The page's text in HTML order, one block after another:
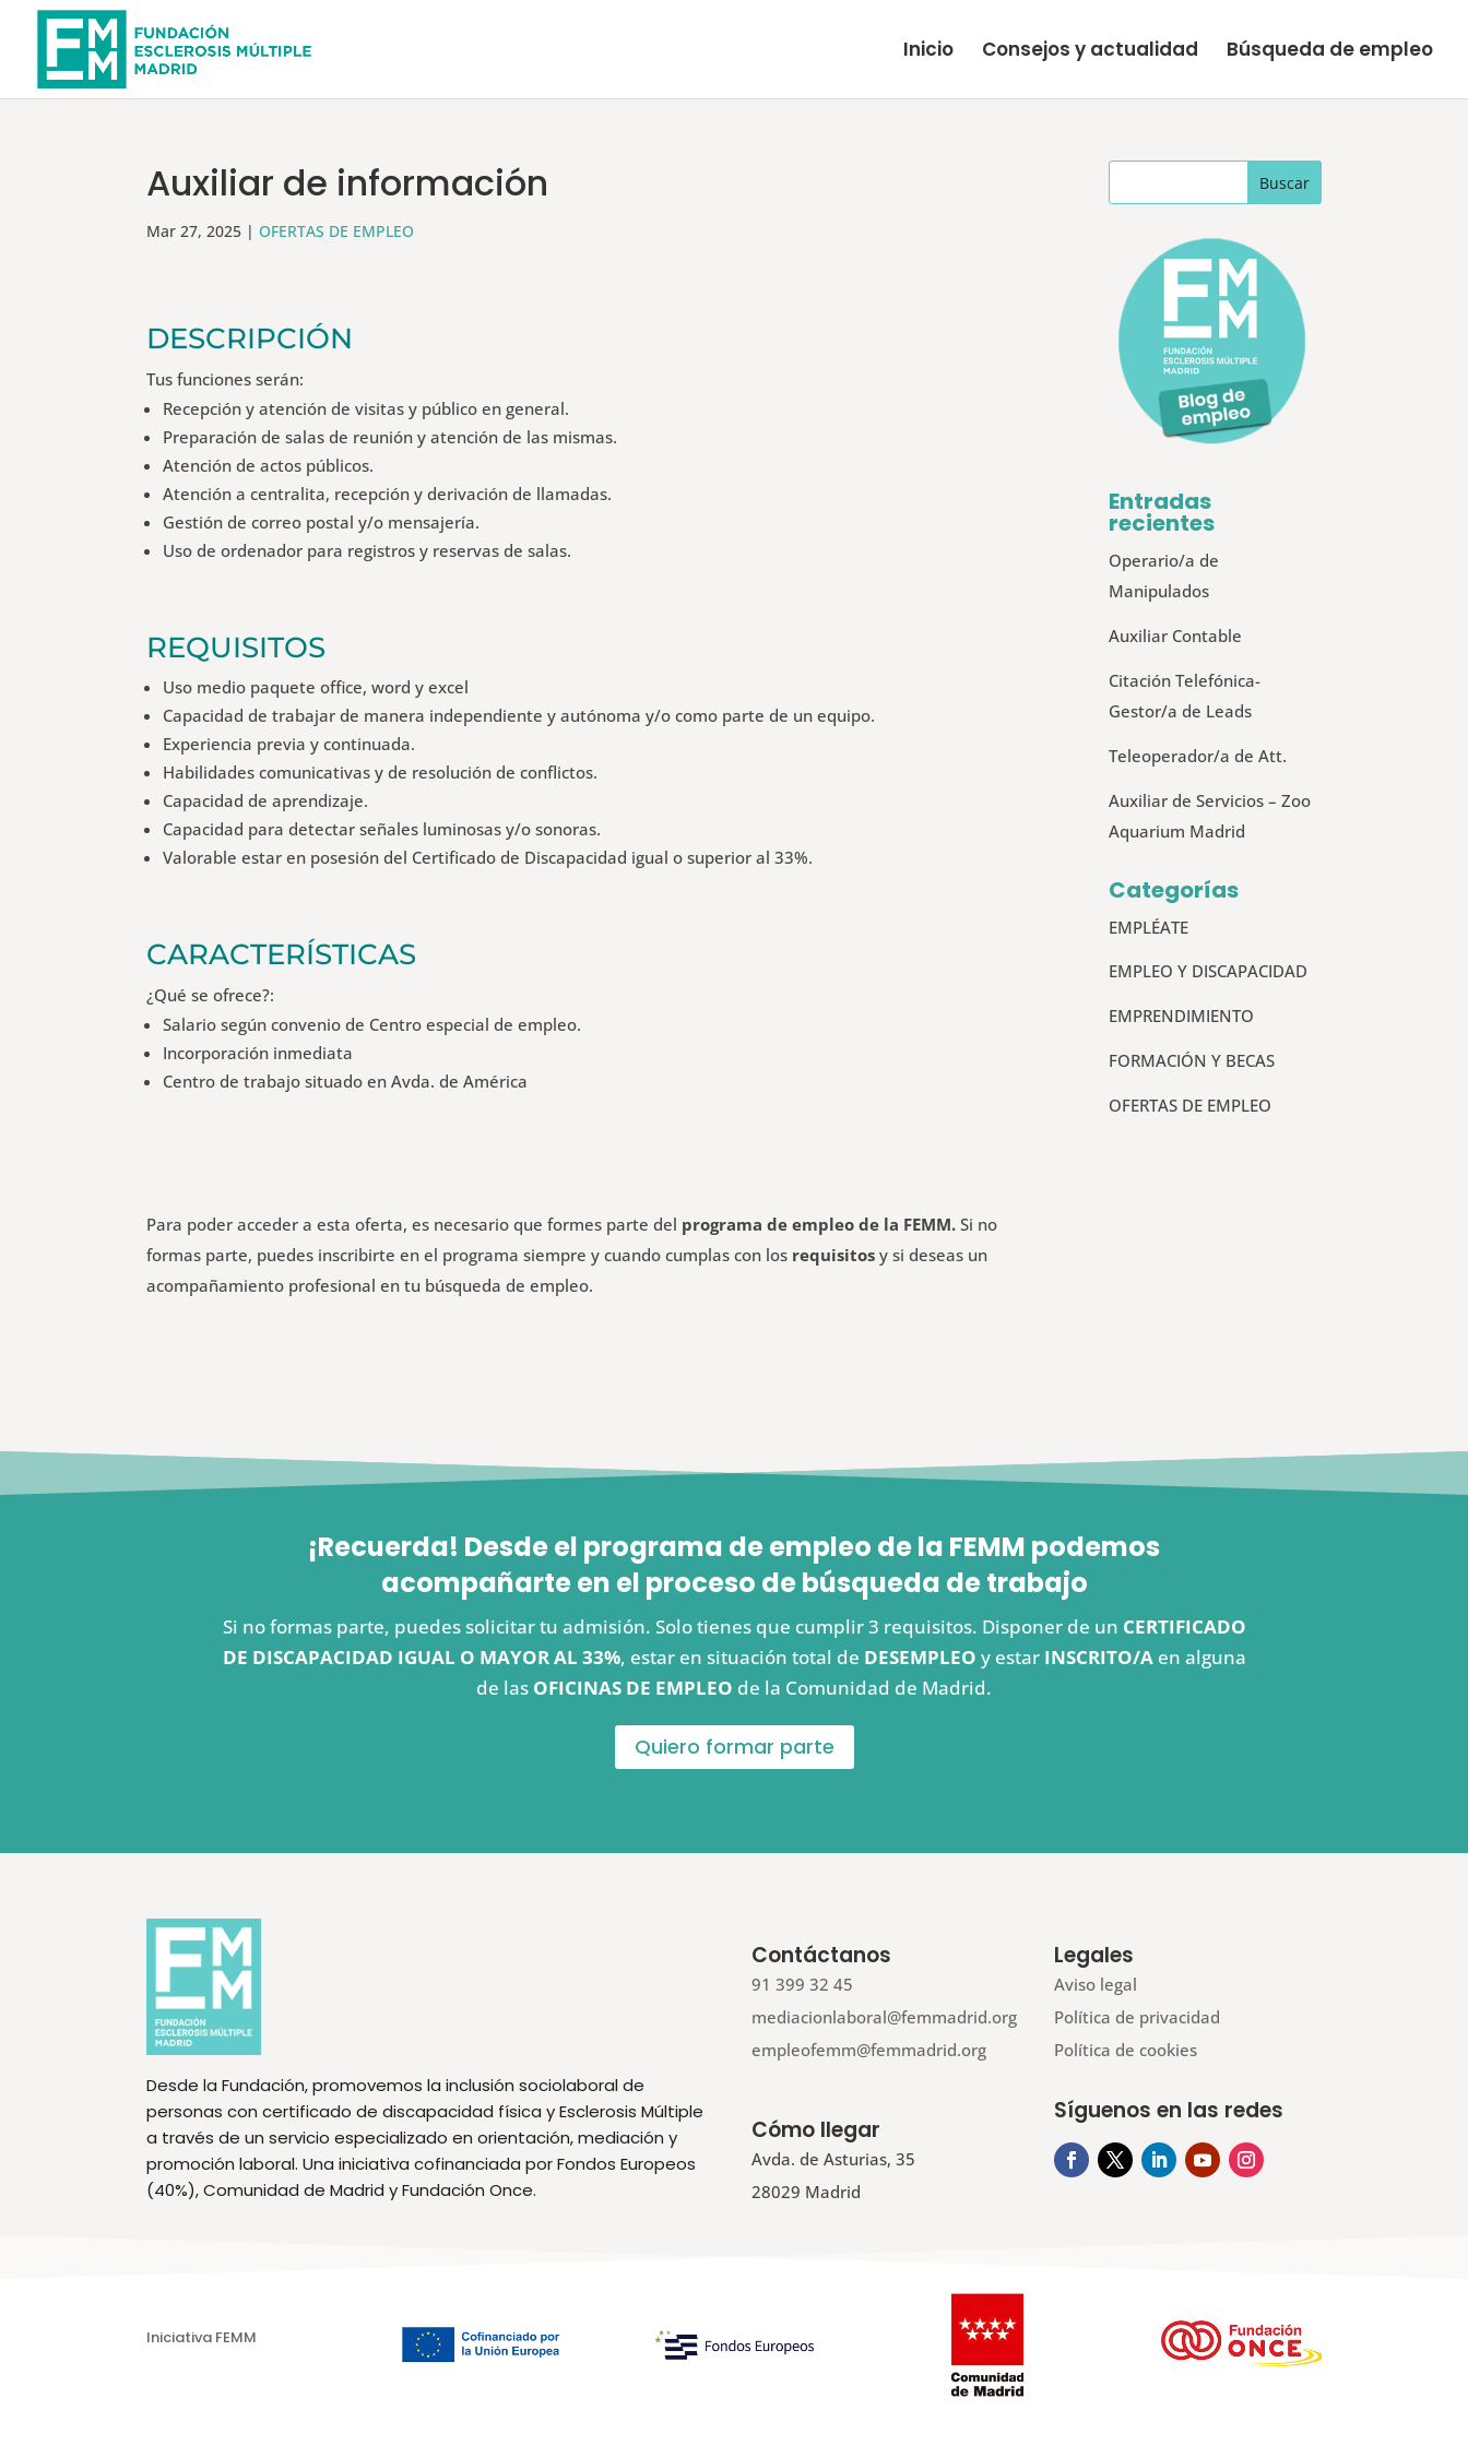
Inicio Consejos y actualidad Búsqueda de empleo
Auxiliar de información
Mar 27, 2025 |OFERTAS DE EMPLEO
DESCRIPCIÓN
Tus funciones serán:
Recepción y atención de visitas y público en general.
Preparación de salas de reunión y atención de las mismas.
Atención de actos públicos.
Atención a centralita, recepción y derivación de llamadas.
Gestión de correo postal y/o mensajería.
Uso de ordenador para registros y reservas de salas.
REQUISITOS
Uso medio paquete office, word y excel
Capacidad de trabajar de manera independiente y autónoma y/o como parte de un equipo.
Experiencia previa y continuada.
Habilidades comunicativas y de resolución de conflictos.
Capacidad de aprendizaje.
Capacidad para detectar señales luminosas y/o sonoras.
Valorable estar en posesión del Certificado de Discapacidad igual o superior al 33%.
CARACTERÍSTICAS
¿Qué se ofrece?:
Salario según convenio de Centro especial de empleo.
Incorporación inmediata
Centro de trabajo situado en Avda. de América
Para poder acceder a esta oferta, es necesario que formes parte del programa de empleo de la FEMM. Si no
formas parte, puedes inscribirte en el programa siempre y cuando cumplas con los requisitos y si deseas un
acompañamiento profesional en tu búsqueda de empleo.
Entradas
recientes
Operario/a de
Manipulados
Auxiliar Contable
Citación Telefónica-
Gestor/a de Leads
Teleoperador/a de Att.
Auxiliar de Servicios – Zoo
Aquarium Madrid
Categorías
EMPLÉATE
EMPLEO Y DISCAPACIDAD
EMPRENDIMIENTO
FORMACIÓN Y BECAS
OFERTAS DE EMPLEO
¡Recuerda! Desde el programa de empleo de la FEMM podemos
acompañarte en el proceso de búsqueda de trabajo
Si no formas parte, puedes solicitar tu admisión. Solo tienes que cumplir 3 requisitos. Disponer de un CERTIFICADO
DE DISCAPACIDAD IGUAL O MAYOR AL 33%, estar en situación total de DESEMPLEO y estar INSCRITO/Aen alguna
de las OFICINAS DE EMPLEO de la Comunidad de Madrid.
Quiero formar parte
Desde la Fundación, promovemos la inclusión sociolaboral de
personas con certificado de discapacidad física y Esclerosis Múltiple
a través de un servicio especializado en orientación, mediación y
promoción laboral. Una iniciativa cofinanciada por Fondos Europeos
(40%), Comunidad de Madrid y Fundación Once.
Contáctanos
91 399 32 45
mediacionlaboral@femmadrid.org
empleofemm@femmadrid.org
Cómo llegar
Avda. de Asturias, 35
28029 Madrid
Legales
Aviso legal
Política de privacidad
Política de cookies
Síguenos en las redes
Iniciativa FEMM